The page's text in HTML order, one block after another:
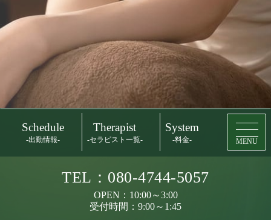
Schedule
-出勤情報-
Therapist
-セラピスト一覧-
System
-料金- MENU
TEL：080-4744-5057
OPEN：10:00～3:00
受付時間：9:00～1:45